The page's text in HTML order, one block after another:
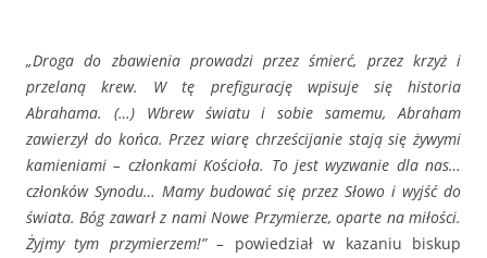
„Droga do zbawienia prowadzi przez śmierć, przez krzyż i
przelaną krew. W tę prefigurację wpisuje się historia
Abrahama. (…) Wbrew światu i sobie samemu, Abraham
zawierzył do końca. Przez wiarę chrześcijanie stają się żywymi
kamieniami – członkami Kościoła. To jest wyzwanie dla nas…
członków Synodu… Mamy budować się przez Słowo i wyjść do
świata. Bóg zawarł z nami Nowe Przymierze, oparte na miłości.
Żyjmy tym przymierzem!” – powiedział w kazaniu biskup